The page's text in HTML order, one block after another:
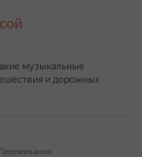
музыкальные
и дорожных